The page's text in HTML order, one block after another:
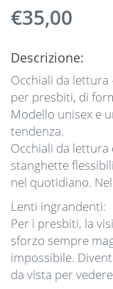
€35,00
Descrizione:
Occhiali da lettura
per presbiti, di
Modello unisex e
tendenza.
Occhiali da lettura
stanghette
nel quotidiano.
Lenti ingrandenti:
Per i presbiti, la
sforzo sempre
impossibile.
da vista per